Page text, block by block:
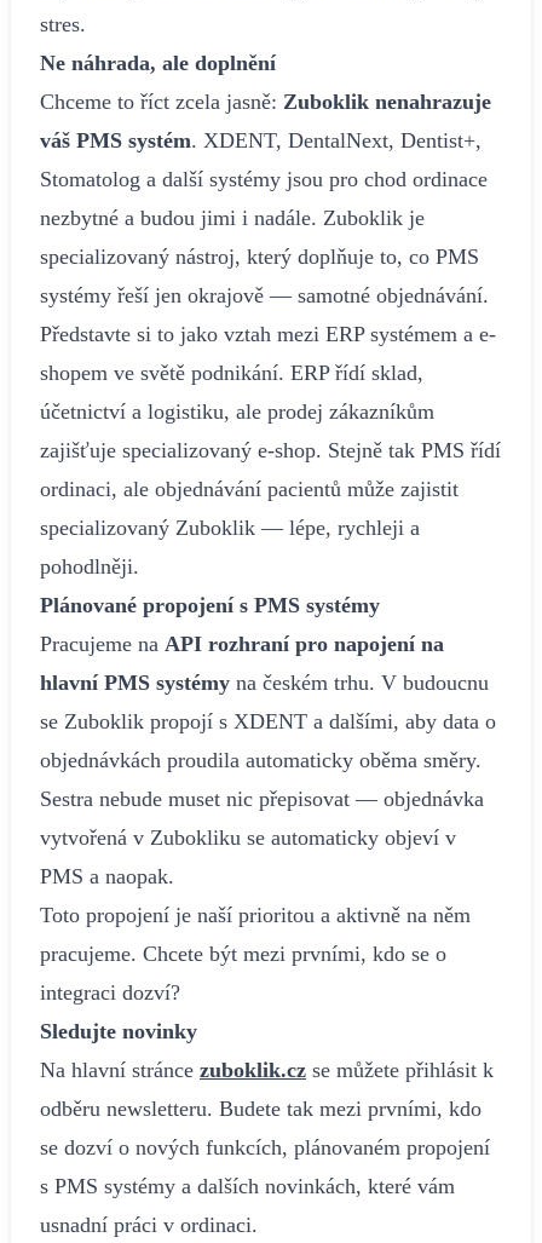
stres.
Ne náhrada, ale doplnění
Chceme to říct zcela jasně: Zuboklik nenahrazuje
váš PMS systém. XDENT, DentalNext, Dentist+,
Stomatolog a další systémy jsou pro chod ordinace
nezbytné a budou jimi i nadále. Zuboklik je
specializovaný nástroj, který doplňuje to, co PMS
systémy řeší jen okrajově — samotné objednávání.
Představte si to jako vztah mezi ERP systémem a e-
shopem ve světě podnikání. ERP řídí sklad,
účetnictví a logistiku, ale prodej zákazníkům
zajišťuje specializovaný e-shop. Stejně tak PMS řídí
ordinaci, ale objednávání pacientů může zajistit
specializovaný Zuboklik — lépe, rychleji a
pohodlněji.
Plánované propojení s PMS systémy
Pracujeme na API rozhraní pro napojení na
hlavní PMS systémy na českém trhu. V budoucnu
se Zuboklik propojí s XDENT a dalšími, aby data o
objednávkách proudila automaticky oběma směry.
Sestra nebude muset nic přepisovat — objednávka
vytvořená v Zubokliku se automaticky objeví v
PMS a naopak.
Toto propojení je naší prioritou a aktivně na něm
pracujeme. Chcete být mezi prvními, kdo se o
integraci dozví?
Sledujte novinky
Na hlavní stránce zuboklik.cz se můžete přihlásit k
odběru newsletteru. Budete tak mezi prvními, kdo
se dozví o nových funkcích, plánovaném propojení
s PMS systémy a dalších novinkách, které vám
usnadní práci v ordinaci.